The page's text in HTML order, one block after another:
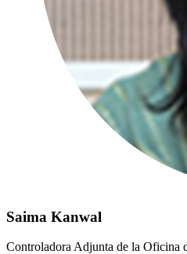
Saima Kanwal
Controladora Adjunta de la Oficina